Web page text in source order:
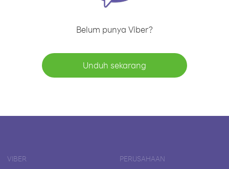
Belum punya Viber?
Unduh sekarang
VIBER PERUSAHAAN